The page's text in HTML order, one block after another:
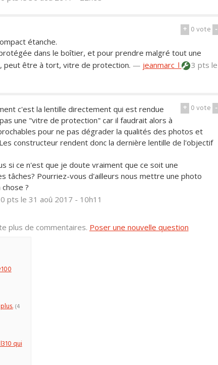
+ 0vote -
étanche.
dans le boîtier, et pour prendre malgré tout une
peut être à tort, vitre de protection. — jeanmarc_l 3 pts le
+ 0vote -
c'est la lentille directement qui est rendue
une "vitre de protection" car il faudrait alors à
pour ne pas dégrader la qualités des photos et
constructeur rendent donc la dernière lentille de l'objectif
si ce n'est que je doute vraiment que ce soit une
tâches? Pourriez-vous d'ailleurs nous mettre une photo
?
pts le 31 aoû 2017 - 10h11
plus de commentaires. Poser une nouvelle question
(4
qui